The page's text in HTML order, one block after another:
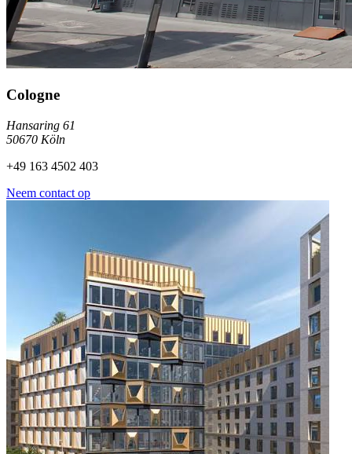
Cologne
Hansaring 61
50670 Köln
+49 163 4502 403
Neem contact op